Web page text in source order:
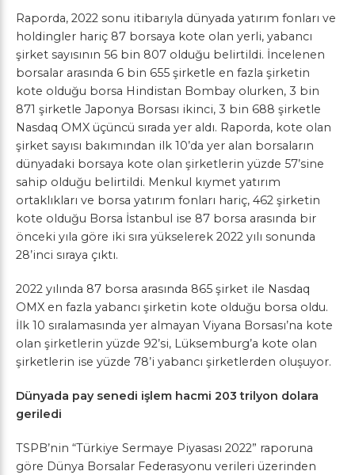
Raporda, 2022 sonu itibarıyla dünyada yatırım fonları ve
holdingler hariç 87 borsaya kote olan yerli, yabancı
şirket sayısının 56 bin 807 olduğu belirtildi. İncelenen
borsalar arasında 6 bin 655 şirketle en fazla şirketin
kote olduğu borsa Hindistan Bombay olurken, 3 bin
871 şirketle Japonya Borsası ikinci, 3 bin 688 şirketle
Nasdaq OMX üçüncü sırada yer aldı. Raporda, kote olan
şirket sayısı bakımından ilk 10’da yer alan borsaların
dünyadaki borsaya kote olan şirketlerin yüzde 57’sine
sahip olduğu belirtildi. Menkul kıymet yatırım
ortaklıkları ve borsa yatırım fonları hariç, 462 şirketin
kote olduğu Borsa İstanbul ise 87 borsa arasında bir
önceki yıla göre iki sıra yükselerek 2022 yılı sonunda
28’inci sıraya çıktı.
2022 yılında 87 borsa arasında 865 şirket ile Nasdaq
OMX en fazla yabancı şirketin kote olduğu borsa oldu.
İlk 10 sıralamasında yer almayan Viyana Borsası’na kote
olan şirketlerin yüzde 92’si, Lüksemburg’a kote olan
şirketlerin ise yüzde 78’i yabancı şirketlerden oluşuyor.
Dünyada pay senedi işlem hacmi 203 trilyon dolara
geriledi
TSPB’nin “Türkiye Sermaye Piyasası 2022” raporuna
göre Dünya Borsalar Federasyonu verileri üzerinden